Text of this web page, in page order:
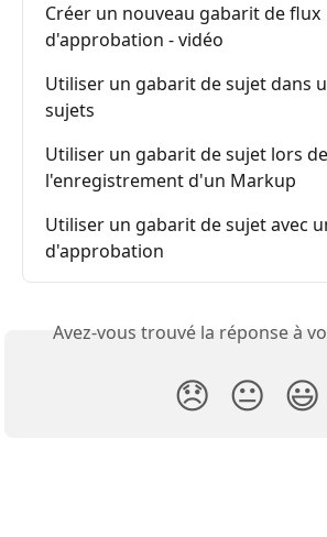
Créer un nouveau gabarit de flux
d'approbation - vidéo
Utiliser un gabarit de sujet dans
sujets
Utiliser un gabarit de sujet lors de
l'enregistrement d'un Markup
Utiliser un gabarit de sujet avec
d'approbation
Avez-vous trouvé la réponse à
😞 😐 😃